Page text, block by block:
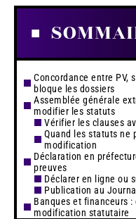
Concordance entre PV,
bloque les dossiers
Assemblée générale
modifier les statuts
Vérifier les clauses
Quand les statuts ne
modification
Déclaration en
preuves
Déclarer en ligne ou
Publication au
Banques et financeurs :
modification statutaire